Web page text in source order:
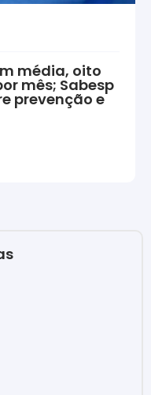
média, oito
mês; Sabesp
prevenção e